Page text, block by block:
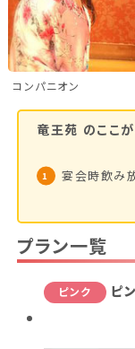
中部
新潟県(13)
石川県(7)
滋賀県(2)
四国
香川県(1) 愛
コンパニオン
竜王苑 のここが
宴会時飲み
プラン一覧
ピンク
ピ